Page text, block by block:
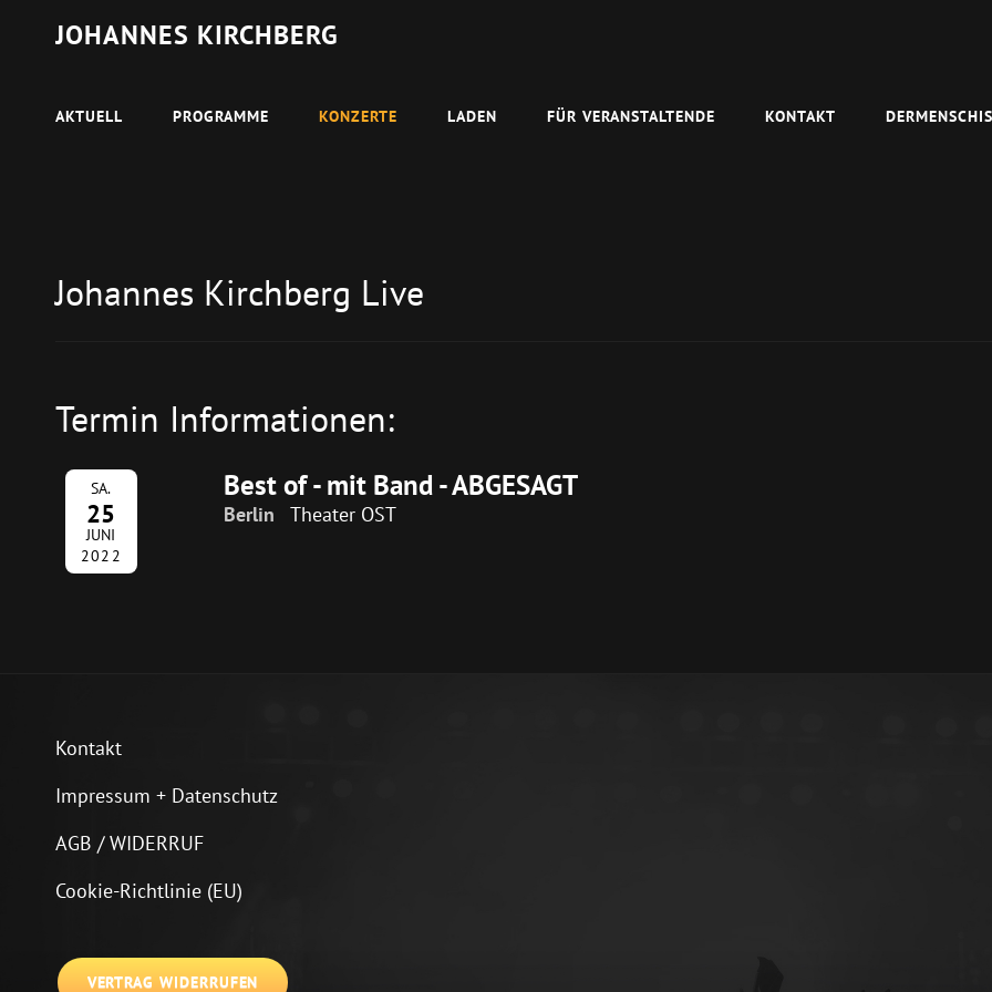
JOHANNES KIRCHBERG
AKTUELL PROGRAMME KONZERTE LADEN FÜR VERANSTALTENDE KONTAKT
Johannes Kirchberg Live
Termin Informationen:
SA.
25
JUNI
2022
Best of - mit Band - ABGESAGT
Berlin Theater OST
Kontakt
Impressum + Datenschutz
AGB / WIDERRUF
Cookie-Richtlinie (EU)
VERTRAG WIDERRUFEN